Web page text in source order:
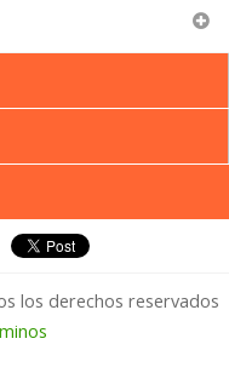
los derechos reservados